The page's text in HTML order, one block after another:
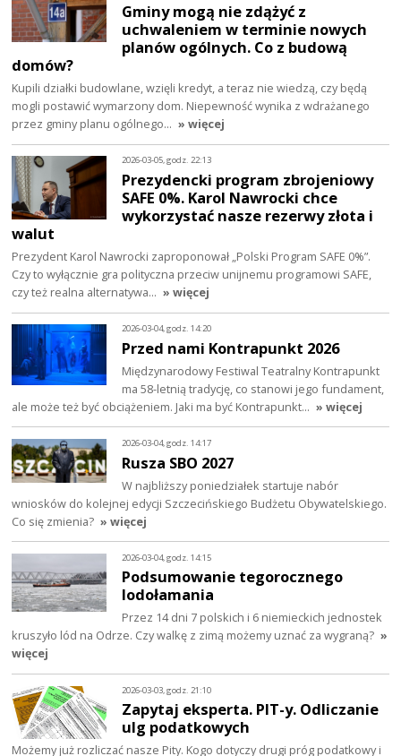
Gminy mogą nie zdążyć z
uchwaleniem w terminie nowych
planów ogólnych. Co z budową
domów?
Kupili działki budowlane, wzięli kredyt, a teraz nie wiedzą, czy będą
mogli postawić wymarzony dom. Niepewność wynika z wdrażanego
przez gminy planu ogólnego… » więcej
2026-03-05, godz. 22:13
Prezydencki program zbrojeniowy
SAFE 0%. Karol Nawrocki chce
wykorzystać nasze rezerwy złota i
walut
Prezydent Karol Nawrocki zaproponował „Polski Program SAFE 0%”.
Czy to wyłącznie gra polityczna przeciw unijnemu programowi SAFE,
czy też realna alternatywa… » więcej
2026-03-04, godz. 14:20
Przed nami Kontrapunkt 2026
Międzynarodowy Festiwal Teatralny Kontrapunkt
ma 58-letnią tradycję, co stanowi jego fundament,
ale może też być obciążeniem. Jaki ma być Kontrapunkt… » więcej
2026-03-04, godz. 14:17
Rusza SBO 2027
W najbliższy poniedziałek startuje nabór
wniosków do kolejnej edycji Szczecińskiego Budżetu Obywatelskiego.
Co się zmienia? » więcej
2026-03-04, godz. 14:15
Podsumowanie tegorocznego
lodołamania
Przez 14 dni 7 polskich i 6 niemieckich jednostek
kruszyło lód na Odrze. Czy walkę z zimą możemy uznać za wygraną? »
więcej
2026-03-03, godz. 21:10
Zapytaj eksperta. PIT-y. Odliczanie
ulg podatkowych
Możemy już rozliczać nasze Pity. Kogo dotyczy drugi próg podatkowy i